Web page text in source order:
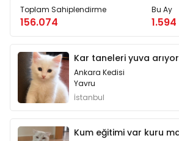
Toplam Sahiplendirme
156.074
Bu Ay
1.594
Kar taneleri yuva arıyor
Ankara Kedisi
Yavru
İstanbul